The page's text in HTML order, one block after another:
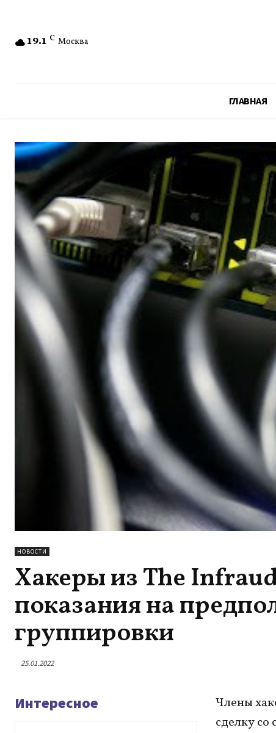
19.1 C Москва
ГЛАВНАЯ
НОВОСТИ
Хакеры из The
показания на
группировки
25.01.2022
Интересное
Члены
сделку со